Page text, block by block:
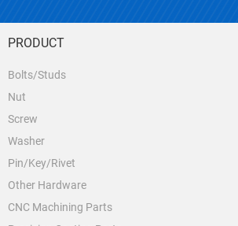
PRODUCT
Bolts/Studs
Nut
Screw
Washer
Pin/Key/Rivet
Other Hardware
CNC Machining Parts